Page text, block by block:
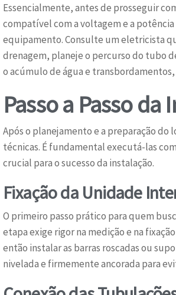
Essencialmente, antes de prosseguir
compatível com a voltagem e a
equipamento. Consulte um eletricista
drenagem, planeje o percurso do tubo
o acúmulo de água e
Passo a Passo da
Após o planejamento e a preparação
técnicas. É fundamental executá-las
crucial para o sucesso da instalação.
Fixação da Unidade
O primeiro passo prático para quem
etapa exige rigor na medição e na
então instalar as barras roscadas ou
nivelada e firmemente ancorada para